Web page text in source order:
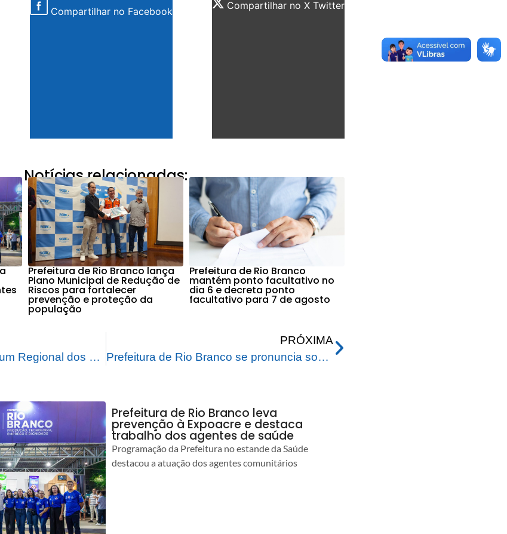
Compartilhar no Facebook Compartilhar no X Twitter
Notícias relacionadas:
Prefeitura de Rio Branco lança
Plano Municipal de Redução de
Riscos para fortalecer
prevenção e proteção da
população
Prefeitura de Rio Branco
mantém ponto facultativo no
dia 6 e decreta ponto
facultativo para 7 de agosto
Prefeitura realiza 2º Fórum Regional dos Direitos da Pessoa com Deficiência do Baixo Acre
PRÓXIMA
Prefeitura de Rio Branco se pronuncia sobre anúncio da venda de uma casa entregue no bairro Santo Afonso
Prefeitura de Rio Branco leva
prevenção à Expoacre e destaca
trabalho dos agentes de saúde
Programação da Prefeitura no estande da Saúde
destacou a atuação dos agentes comunitários